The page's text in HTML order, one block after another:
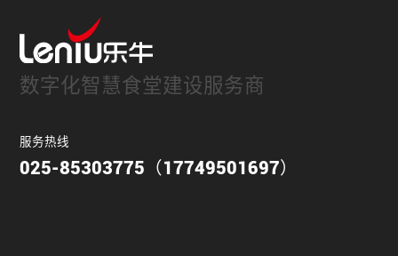
数字化智慧食堂建设服务商
服务热线
025-85303775（17749501697）